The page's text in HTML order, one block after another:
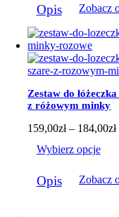
produkt
ma
wiele
wariantów.
Opcje
można
wybrać
na
stronie
produktu
Opis Zobacz
Zestaw do
z różowym minky
159,00zł – 184,00zł
Wybierz opcje
produkt
Opis Zobacz